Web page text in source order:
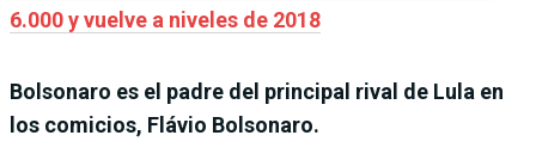
6.000 y vuelve a niveles de 2018
Bolsonaro es el padre del principal rival de Lula en
los comicios, Flávio Bolsonaro.